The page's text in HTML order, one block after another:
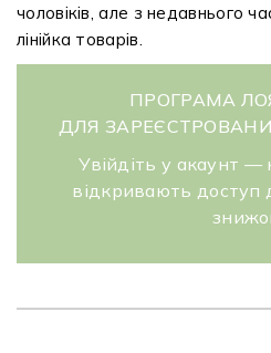
чоловіків, але з недавнього
лінійка товарів.
ПРОГРАМА
ДЛЯ
Увійдіть у акаунт —
відкривають доступ